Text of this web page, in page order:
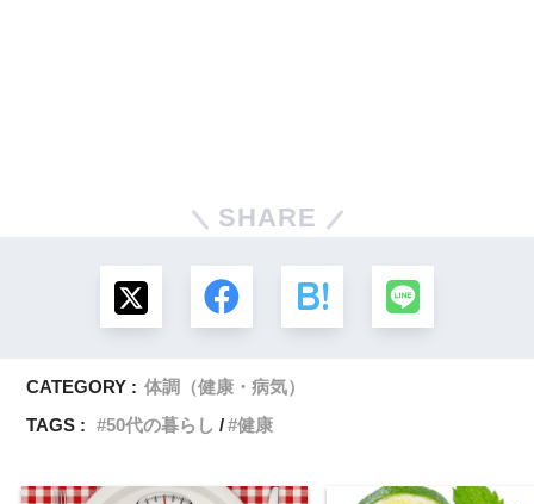
SHARE
CATEGORY : 体調（健康・病気）
TAGS :
50代の暮らし 健康